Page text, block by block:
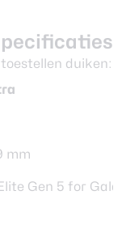
duiken:
mm
Gen 5 for